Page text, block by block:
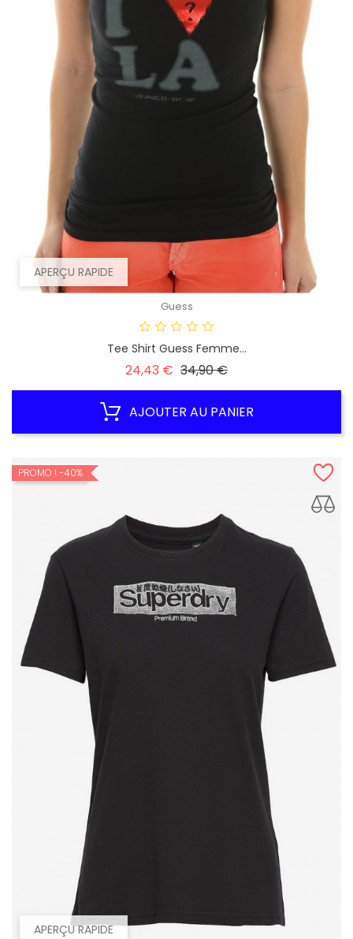
APERÇU RAPIDE
Guess
Tee Shirt Guess Femme...
24,43 € Prix
34,90 €Prix
AJOUTER AU PANIER
APERÇU RAPIDE
PROMO ! -40%